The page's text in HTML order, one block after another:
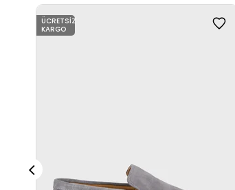
ÜCRETSIZ
KARGO